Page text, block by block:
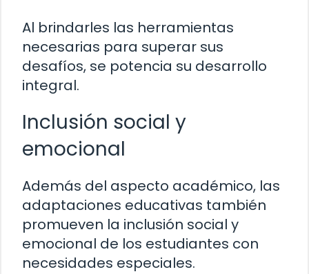
Al brindarles las herramientas
necesarias para superar sus
desafíos, se potencia su desarrollo
integral.
Inclusión social y
emocional
Además del aspecto académico, las
adaptaciones educativas también
promueven la inclusión social y
emocional de los estudiantes con
necesidades especiales.